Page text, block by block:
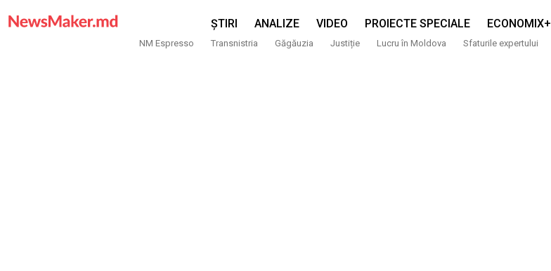
ȘTIRI ANALIZE VIDEO PROIECTE SPECIALE ECONOMIX+
NM Espresso Transnistria Găgăuzia Justiție Lucru în Moldova Sfaturile expertului